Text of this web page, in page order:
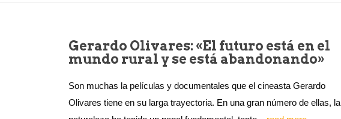
Gerardo Olivares: «El futuro está en el
mundo rural y se está abandonando»
Son muchas la películas y documentales que el cineasta Gerardo
Olivares tiene en su larga trayectoria. En una gran número de ellas, la